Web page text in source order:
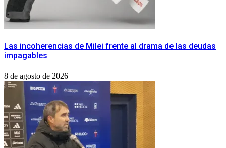
Las incoherencias de Milei frente al drama de las deudas
impagables
8 de agosto de 2026